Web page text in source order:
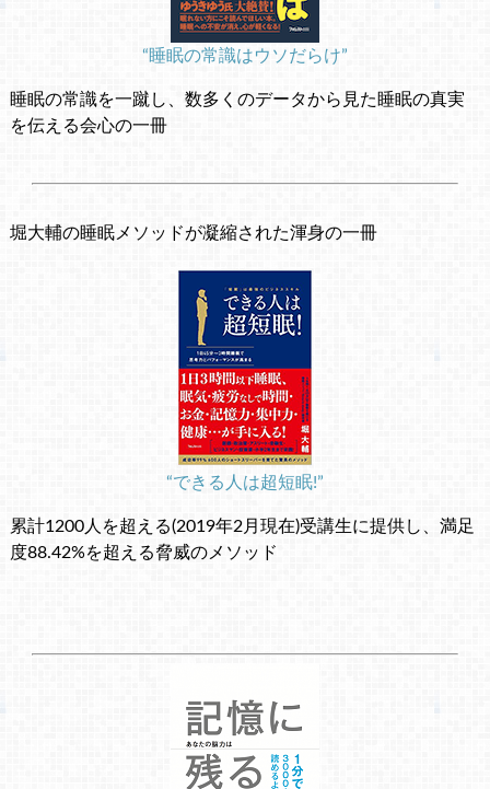
“睡眠の常識はウソだらけ”
睡眠の常識を一蹴し、数多くのデータから見た睡眠の真実
を伝える会心の一冊
堀大輔の睡眠メソッドが凝縮された渾身の一冊
“できる人は超短眠!”
累計1200人を超える(2019年2月現在)受講生に提供し、満足
度88.42%を超える脅威のメソッド